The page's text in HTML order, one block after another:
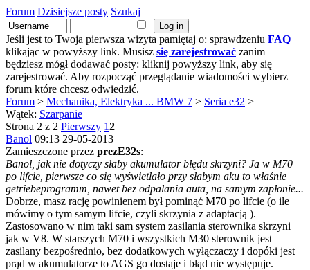
Forum Dzisiejsze posty Szukaj
Jeśli jest to Twoja pierwsza wizyta pamiętaj o: sprawdzeniu FAQ
klikając w powyższy link. Musisz się zarejestrować zanim
będziesz mógł dodawać posty: kliknij powyższy link, aby się
zarejestrować. Aby rozpocząć przeglądanie wiadomości wybierz
forum które chcesz odwiedzić.
Forum > Mechanika, Elektryka ... BMW 7 > Seria e32 >
Wątek: Szarpanie
Strona 2 z 2 Pierwszy 12
Banol 09:13 29-05-2013
Zamieszczone przez prezE32s:
Banol, jak nie dotyczy słaby akumulator błędu skrzyni? Ja w M70
po lifcie, pierwsze co się wyświetlało przy słabym aku to właśnie
getriebeprogramm, nawet bez odpalania auta, na samym zapłonie...
Dobrze, masz rację powinienem był pominąć M70 po lifcie (o ile
mówimy o tym samym lifcie, czyli skrzynia z adaptacją ).
Zastosowano w nim taki sam system zasilania sterownika skrzyni
jak w V8. W starszych M70 i wszystkich M30 sterownik jest
zasilany bezpośrednio, bez dodatkowych wyłączaczy i dopóki jest
prąd w akumulatorze to AGS go dostaje i błąd nie występuje.